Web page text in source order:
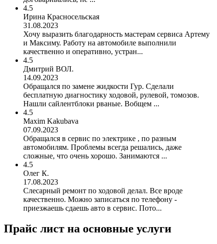
4.5
Ирина Красносельская
31.08.2023
Хочу выразить благодарность мастерам сервиса Артему
и Максиму. Работу на автомобиле выполнили
качественно и оперативно, устран...
4.5
Дмитрий ВОЛ.
14.09.2023
Обращался по замене жидкости Гур. Сделали
бесплатную диагностику ходовой, рулевой, томозов.
Нашли сайлентблоки рваные. Вобщем ...
4.5
Maxim Kakubava
07.09.2023
Обращался в сервис по электрике , по разным
автомобилям. Проблемы всегда решались, даже
сложные, что очень хорошо. Занимаются ...
4.5
Олег К.
17.08.2023
Слесарный ремонт по ходовой делал. Все вроде
качественно. Можно записаться по телефону -
приезжаешь сдаешь авто в сервис. Пото...
Прайс лист на основные услуги